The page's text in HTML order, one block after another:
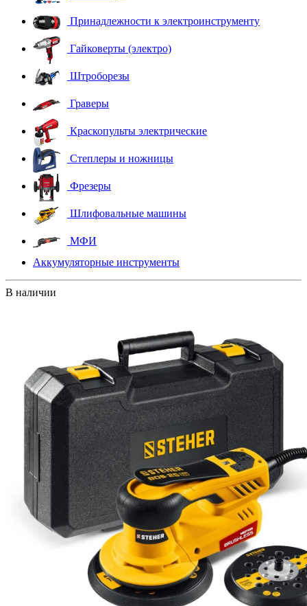
Принадлежности к электроинструменту
Гайковерты (электро)
Штроборезы
Граверы
Краскопульты электрические
Степлеры и ножницы
Фрезеры
Шлифовальные машины
МФИ
Аккумуляторные инструменты
В наличии